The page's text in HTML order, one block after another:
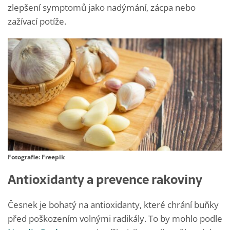
zlepšení symptomů jako nadýmání, zácpa nebo
zažívací potíže.
Fotografie: Freepik
Antioxidanty a prevence rakoviny
Česnek je bohatý na antioxidanty, které chrání buňky
před poškozením volnými radikály. To by mohlo podle